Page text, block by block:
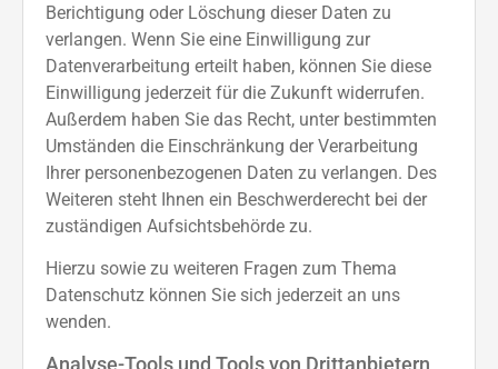
Berichtigung oder Löschung dieser Daten zu
verlangen. Wenn Sie eine Einwilligung zur
Datenverarbeitung erteilt haben, können Sie diese
Einwilligung jederzeit für die Zukunft widerrufen.
Außerdem haben Sie das Recht, unter bestimmten
Umständen die Einschränkung der Verarbeitung
Ihrer personenbezogenen Daten zu verlangen. Des
Weiteren steht Ihnen ein Beschwerderecht bei der
zuständigen Aufsichtsbehörde zu.
Hierzu sowie zu weiteren Fragen zum Thema
Datenschutz können Sie sich jederzeit an uns
wenden.
Analyse-Tools und Tools von Dritt­anbietern